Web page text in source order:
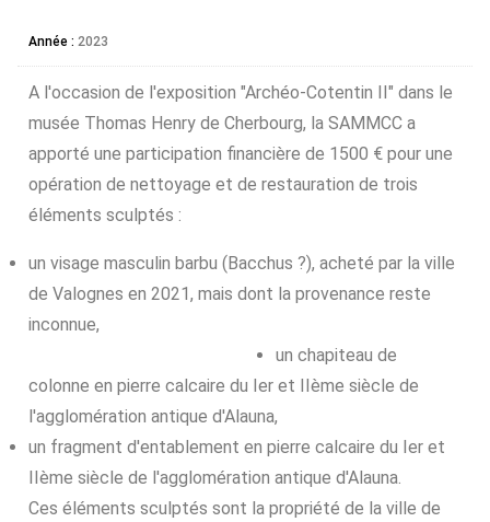
Année : 2023
A l'occasion de l'exposition "Archéo-Cotentin II" dans le
musée Thomas Henry de Cherbourg, la SAMMCC a
apporté une participation financière de 1500 € pour une
opération de nettoyage et de restauration de trois
éléments sculptés :
un visage masculin barbu (Bacchus ?), acheté par la ville
de Valognes en 2021, mais dont la provenance reste
inconnue,
un chapiteau de
colonne en pierre calcaire du Ier et IIème siècle de
l'agglomération antique d'Alauna,
un fragment d'entablement en pierre calcaire du Ier et
IIème siècle de l'agglomération antique d'Alauna.
Ces éléments sculptés sont la propriété de la ville de